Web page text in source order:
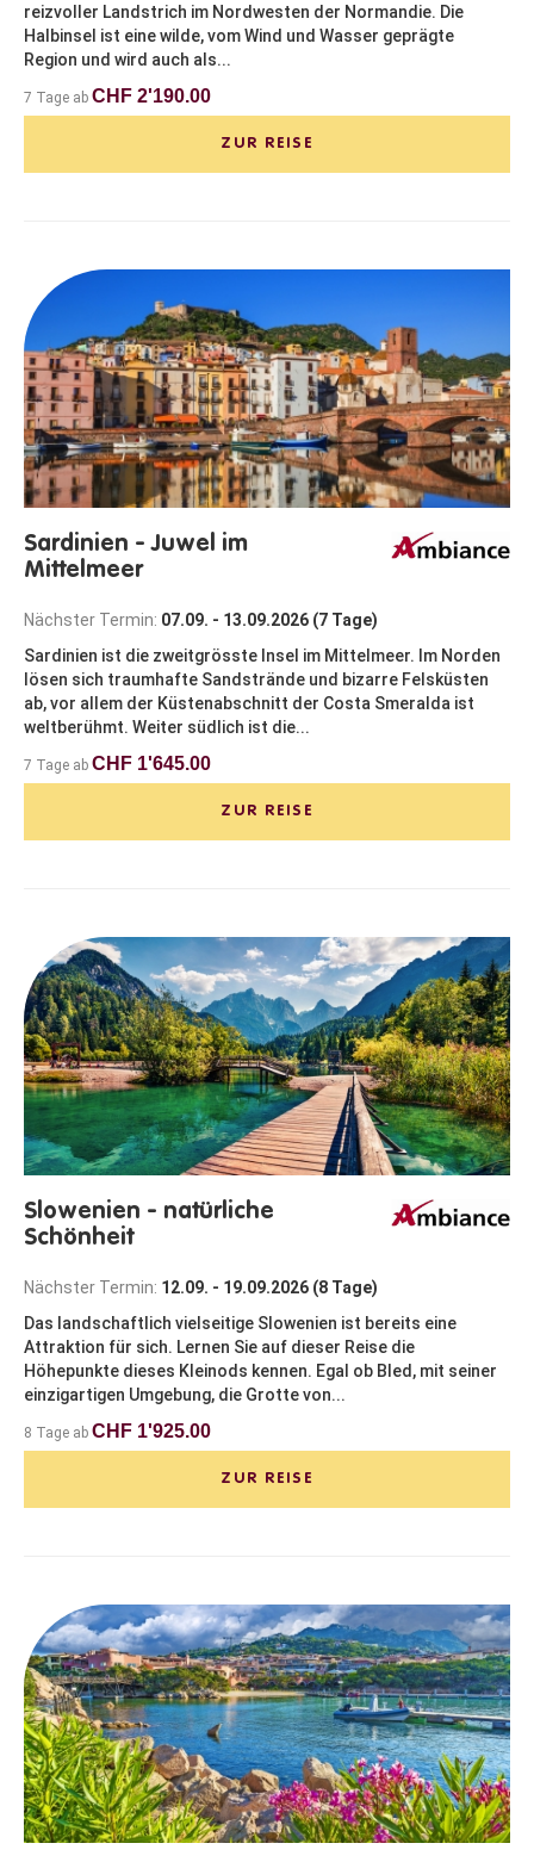
reizvoller Landstrich im Nordwesten der Normandie. Die
Halbinsel ist eine wilde, vom Wind und Wasser geprägte
Region und wird auch als...
7 Tage ab CHF 2'190.00
ZUR REISE
Sardinien - Juwel im
Mittelmeer
Nächster Termin: 07.09. - 13.09.2026 (7 Tage)
Sardinien ist die zweitgrösste Insel im Mittelmeer. Im Norden
lösen sich traumhafte Sandstrände und bizarre Felsküsten
ab, vor allem der Küstenabschnitt der Costa Smeralda ist
weltberühmt. Weiter südlich ist die...
7 Tage ab CHF 1'645.00
ZUR REISE
Slowenien - natürliche
Schönheit
Nächster Termin: 12.09. - 19.09.2026 (8 Tage)
Das landschaftlich vielseitige Slowenien ist bereits eine
Attraktion für sich. Lernen Sie auf dieser Reise die
Höhepunkte dieses Kleinods kennen. Egal ob Bled, mit seiner
einzigartigen Umgebung, die Grotte von...
8 Tage ab CHF 1'925.00
ZUR REISE